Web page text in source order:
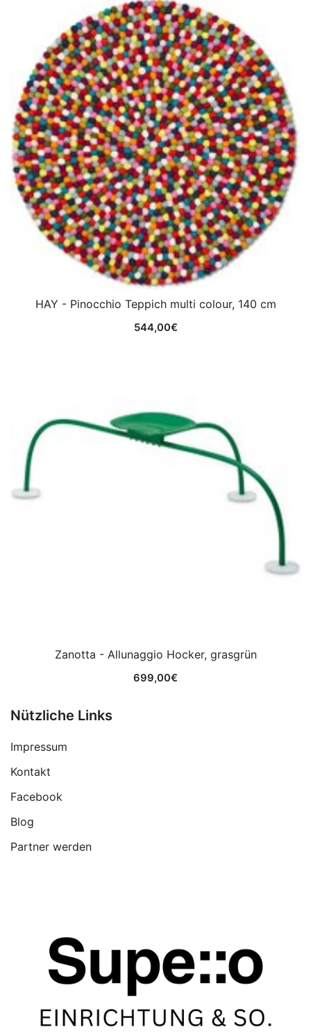
HAY - Pinocchio Teppich multi colour, 140 cm
544,00€
Zanotta - Allunaggio Hocker, grasgrün
699,00€
Nützliche Links
Impressum
Kontakt
Facebook
Blog
Partner werden